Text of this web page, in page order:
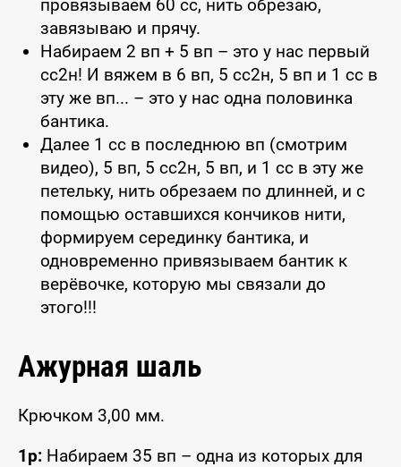
провязываем 60 сс, нить обрезаю,
завязываю и прячу.
Набираем 2 вп + 5 вп – это у нас первый
сс2н! И вяжем в 6 вп, 5 сс2н, 5 вп и 1 сс в
эту же вп... – это у нас одна половинка
бантика.
Далее 1 сс в последнюю вп (смотрим
видео), 5 вп, 5 сс2н, 5 вп, и 1 сс в эту же
петельку, нить обрезаем по длинней, и с
помощью оставшихся кончиков нити,
формируем серединку бантика, и
одновременно привязываем бантик к
верёвочке, которую мы связали до
этого!!!
Ажурная шаль
Крючком 3,00 мм.
1р: Набираем 35 вп – одна из которых для